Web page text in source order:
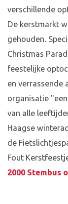
verschillende
De kerstmarkt
gehouden.
Christmas
feestelijke
en verrassende
organisatie
van alle
Haagse
de
Fout
2000 Stembus